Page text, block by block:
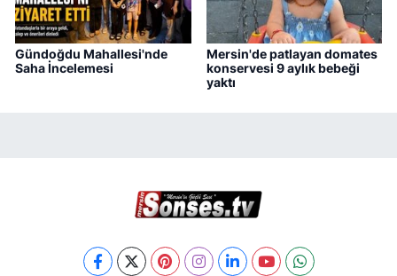
Gündoğdu Mahallesi'nde
Saha İncelemesi
Mersin'de patlayan domates
konservesi 9 aylık bebeği
yaktı